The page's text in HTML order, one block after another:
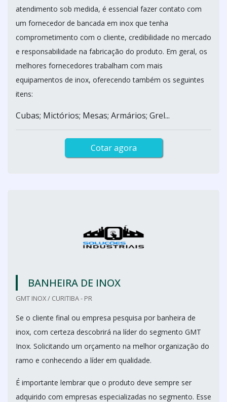
atendimento sob medida, é essencial fazer contato com
um fornecedor de bancada em inox que tenha
comprometimento com o cliente, credibilidade no mercado
e responsabilidade na fabricação do produto. Em geral, os
melhores fornecedores trabalham com mais
equipamentos de inox, oferecendo também os seguintes
itens:
Cubas; Mictórios; Mesas; Armários; Grel...
Cotar agora
BANHEIRA DE INOX
GMT INOX / CURITIBA - PR
Se o cliente final ou empresa pesquisa por banheira de
inox, com certeza descobrirá na líder do segmento GMT
Inox. Solicitando um orçamento na melhor organização do
ramo e conhecendo a líder em qualidade.
É importante lembrar que o produto deve sempre ser
adquirido com empresas especializadas no segmento. Esse